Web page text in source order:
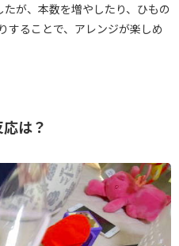
が、本数を増やしたり、ひもの
することで、アレンジが楽しめ
は？